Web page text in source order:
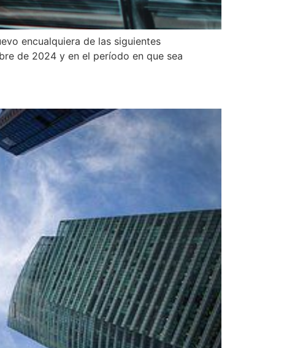
encualquiera de las siguientes
de 2024 y en el período en que sea